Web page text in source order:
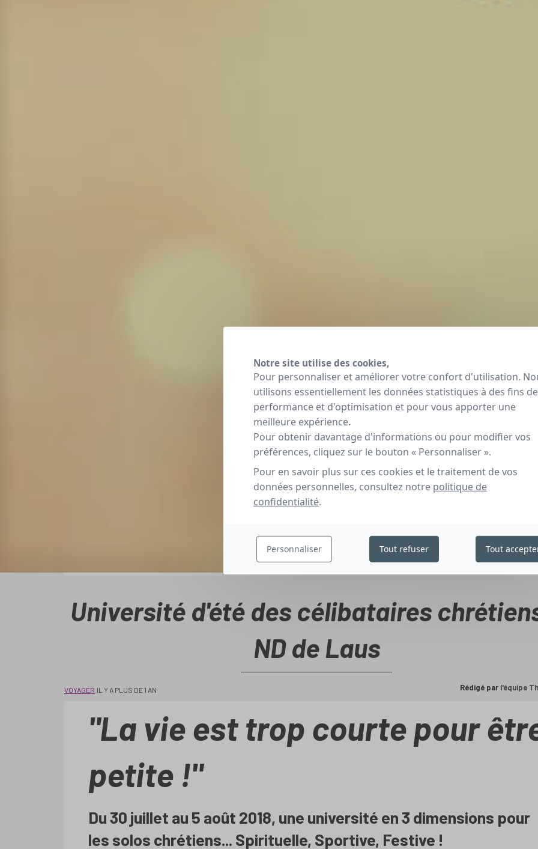
Université d'été des célibataires
ND de Laus
VOYAGER IL Y A PLUS DE 1 AN Rédigé par l'équipe
"La vie est trop courte pour
petite !"
Du 30 juillet au 5 août 2018, une université en 3 dimensions pour
les solos chrétiens... Spirituelle, Sportive, Festive !
Notre site utilise des cookies,
Pour personnaliser et améliorer votre confort d'utilisation.
utilisons essentiellement les données statistiques à des fins de
performance et d'optimisation et pour vous apporter une
meilleure expérience.
Pour obtenir davantage d'informations ou pour modifier vos
préférences, cliquez sur le bouton « Personnaliser ».
Pour en savoir plus sur ces cookies et le traitement de vos
données personnelles, consultez notre politique de
confidentialité.
Personnaliser Tout refuser Tout